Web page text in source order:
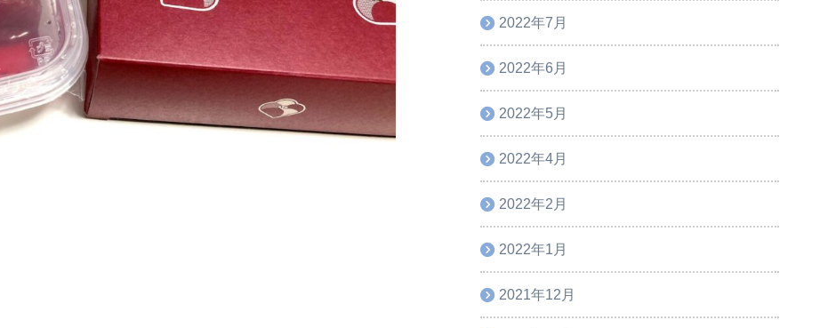
2022年7月
2022年6月
2022年5月
2022年4月
2022年2月
2022年1月
2021年12月